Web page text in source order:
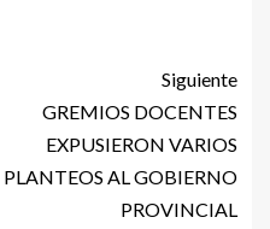
Siguiente
GREMIOS DOCENTES
EXPUSIERON VARIOS
PLANTEOS AL GOBIERNO
PROVINCIAL